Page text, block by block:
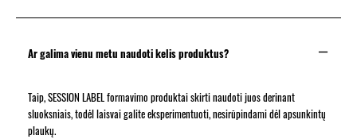
Ar galima vienu metu naudoti kelis produktus?
Taip, SESSION LABEL formavimo produktai skirti naudoti juos derinant
sluoksniais, todėl laisvai galite eksperimentuoti, nesirūpindami dėl apsunkintų
plaukų.